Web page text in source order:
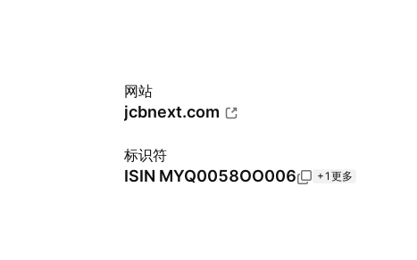
网站
jcbnext.com
标识符
ISIN MYQ0058OO006 +1更多